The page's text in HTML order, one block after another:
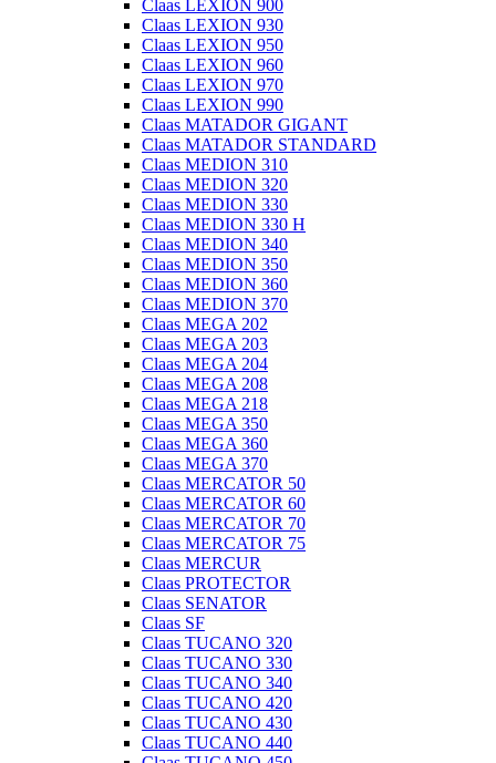
Claas LEXION 900
Claas LEXION 930
Claas LEXION 950
Claas LEXION 960
Claas LEXION 970
Claas LEXION 990
Claas MATADOR GIGANT
Claas MATADOR STANDARD
Claas MEDION 310
Claas MEDION 320
Claas MEDION 330
Claas MEDION 330 H
Claas MEDION 340
Claas MEDION 350
Claas MEDION 360
Claas MEDION 370
Claas MEGA 202
Claas MEGA 203
Claas MEGA 204
Claas MEGA 208
Claas MEGA 218
Claas MEGA 350
Claas MEGA 360
Claas MEGA 370
Claas MERCATOR 50
Claas MERCATOR 60
Claas MERCATOR 70
Claas MERCATOR 75
Claas MERCUR
Claas PROTECTOR
Claas SENATOR
Claas SF
Claas TUCANO 320
Claas TUCANO 330
Claas TUCANO 340
Claas TUCANO 420
Claas TUCANO 430
Claas TUCANO 440